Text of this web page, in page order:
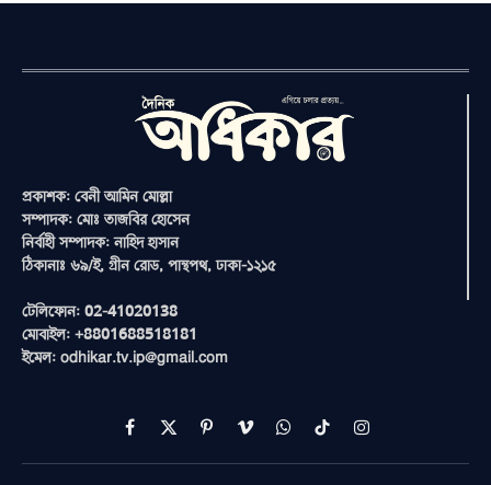
প্রকাশক: বেনী আমিন মোল্লা
সম্পাদক: মোঃ তাজবির হোসেন
নির্বাহী সম্পাদক: নাহিদ হাসান
ঠিকানাঃ ৬৯/ই, গ্রীন রোড, পান্থপথ, ঢাকা-১২১৫
টেলিফোন: 02-41020138
মোবাইল: +8801688518181
ইমেল: odhikar.tv.ip@gmail.com
Facebook
X
(Twitter)
PinterestVimeoWhatsAppTikTokInstagram